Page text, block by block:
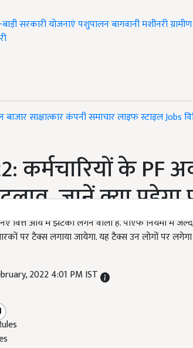
सरकारी योजनाएंपशुपालनबागवानीमशीनरी
बाजारसाक्षात्कारकंपनी समाचारलाइफ स्टाइलJobs
कर्मचारियों के PF
जानें क्या पड़ेगा
नए वित्त आय में झटका लगने वाला है. पीएफ नियमों में
पर टैक्स लगाया जायेगा. यह टैक्स उन लोगों पर
2022 4:01 PM IST